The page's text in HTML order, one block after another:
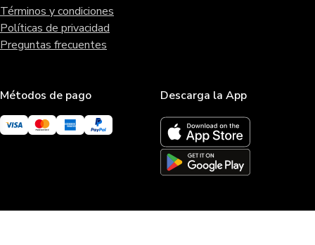
Términos y condiciones
Políticas de privacidad
Preguntas frecuentes
Métodos de pago Descarga la App